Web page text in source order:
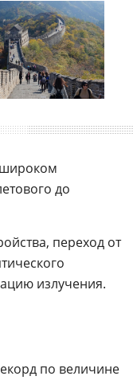
широком
до
переход от
излучения.
по величине